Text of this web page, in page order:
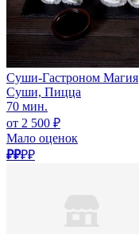
Суши-Гастроном Магия
Суши, Пицца
70 мин.
от 2 500 ₽
Мало оценок
₽₽₽₽